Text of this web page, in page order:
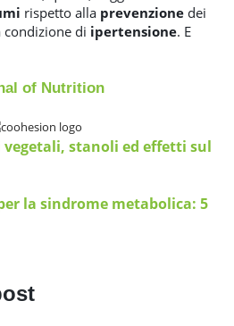
rispetto alla prevenzione dei
condizione di ipertensione. E
of Nutrition
vegetali, stanoli ed effetti sul
la sindrome metabolica: 5